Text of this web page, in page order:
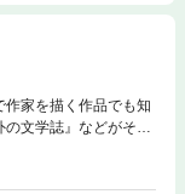
家を描く作品でも知
の文学誌』などがそれ
ジャンルがあり、本